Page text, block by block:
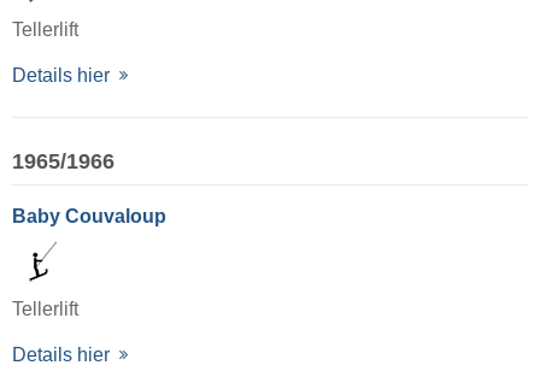
Tellerlift
Details hier
1965/1966
Baby Couvaloup
Tellerlift
Details hier